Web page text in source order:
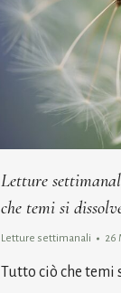
Letture
che temi si
Letture settimanali 26
Tutto ciò che temi